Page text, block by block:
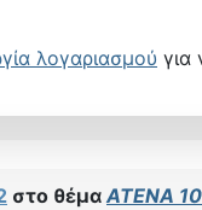
λογαριασμού για
στο θέμαATENA